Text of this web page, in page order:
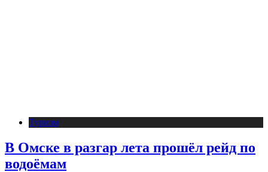
Туризм
В Омске в разгар лета прошёл рейд по
водоёмам